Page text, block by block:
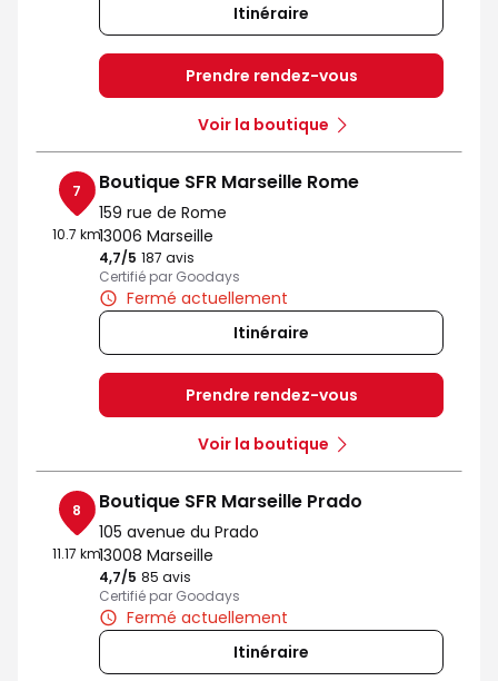
Itinéraire
Prendre rendez-vous
Voir la boutique
7
10.7 km
Boutique SFR Marseille Rome
159 rue de Rome
13006 Marseille
4,7/5 Note de 4.7 sur 5
187 avis
Certifié par Goodays
Fermé actuellement
Itinéraire
Prendre rendez-vous
Voir la boutique
8
11.17 km
Boutique SFR Marseille Prado
105 avenue du Prado
13008 Marseille
4,7/5 Note de 4.7 sur 5
85 avis
Certifié par Goodays
Fermé actuellement
Itinéraire